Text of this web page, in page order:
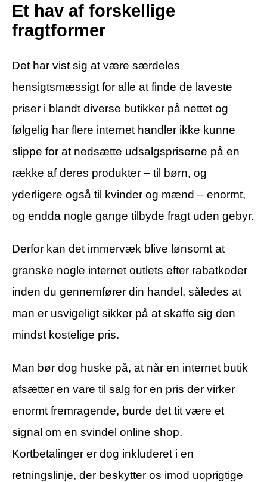
Et hav af forskellige
fragtformer
Det har vist sig at være særdeles
hensigtsmæssigt for alle at finde de laveste
priser i blandt diverse butikker på nettet og
følgelig har flere internet handler ikke kunne
slippe for at nedsætte udsalgspriserne på en
række af deres produkter – til børn, og
yderligere også til kvinder og mænd – enormt,
og endda nogle gange tilbyde fragt uden gebyr.
Derfor kan det immervæk blive lønsomt at
granske nogle internet outlets efter rabatkoder
inden du gennemfører din handel, således at
man er usvigeligt sikker på at skaffe sig den
mindst kostelige pris.
Man bør dog huske på, at når en internet butik
afsætter en vare til salg for en pris der virker
enormt fremragende, burde det tit være et
signal om en svindel online shop.
Kortbetalinger er dog inkluderet i en
retningslinje, der beskytter os imod uoprigtige